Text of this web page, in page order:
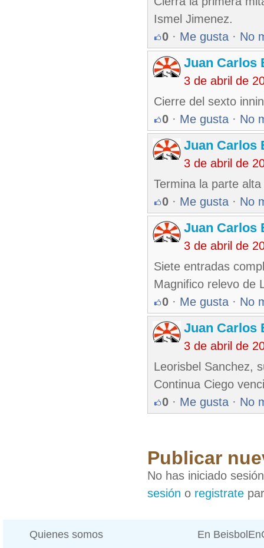
Ismel Jimenez.
0 · Me gusta · No
Juan Carlos
3 de abril de
Cierre del sexto
0 · Me gusta · No
Juan Carlos
3 de abril de
Termina la parte
0 · Me gusta · No
Juan Carlos
3 de abril de
Siete entradas
Magnifico relevo de
0 · Me gusta · No
Juan Carlos
3 de abril de
Leorisbel Sanchez,
Continua Ciego
0 · Me gusta · No
Publicar
No has iniciado
sesión o registrate
Quienes somos En